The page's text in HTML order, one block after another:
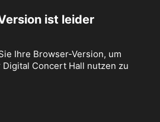
ist leider
Ihre Browser-Version, um
Concert Hall nutzen zu